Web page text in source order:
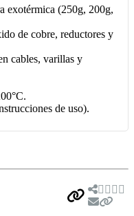
exotérmica (250g, 200g,
de cobre, reductores y
cables, varillas y
de uso).